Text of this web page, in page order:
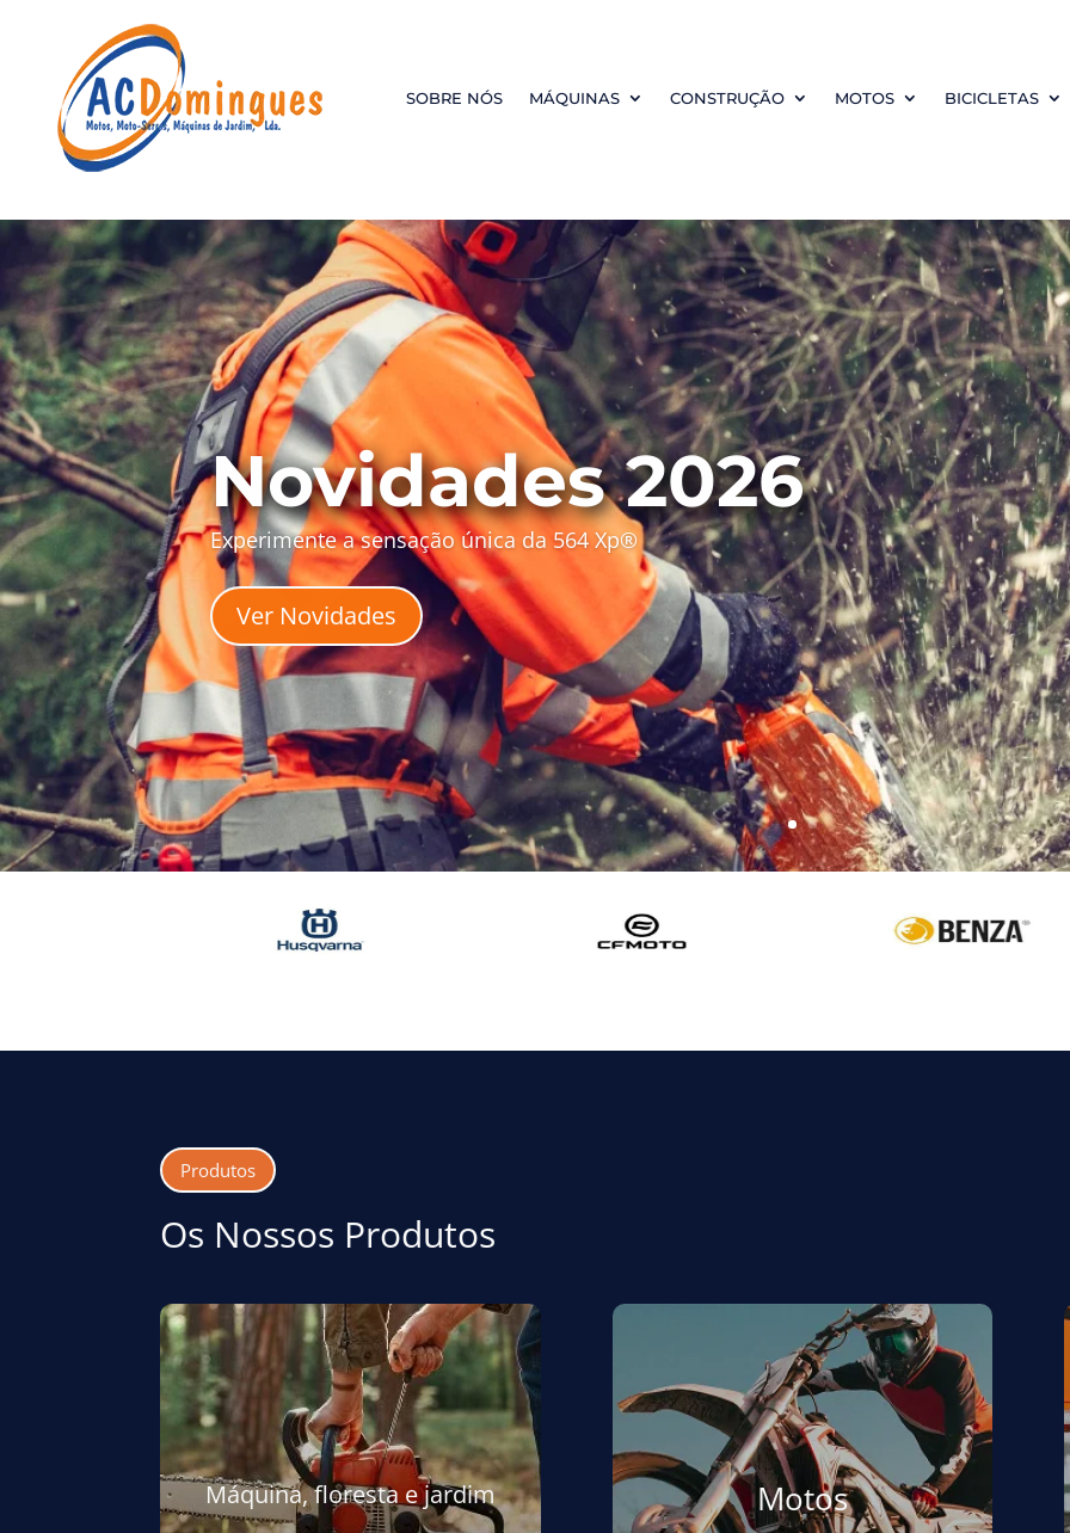
SOBRE NÓS MÁQUINAS CONSTRUÇÃO MOTOS BICICLETAS
Novidades 2026
Experimente a sensação única da 564 Xp®
Ver Novidades
Produtos
Os Nossos Produtos
Máquina, floresta e jardim Motos